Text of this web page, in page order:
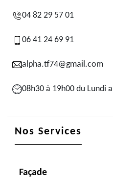
04 82 29 57 01
06 41 24 69 91
alpha.tf74@gmail.com
08h30 à 19h00 du Lundi
Nos Services
Façade